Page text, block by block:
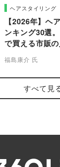
ヘアスタイリング
【2026年】ヘ
ンキング30選
で買える市販
福島康介 氏
すべて見